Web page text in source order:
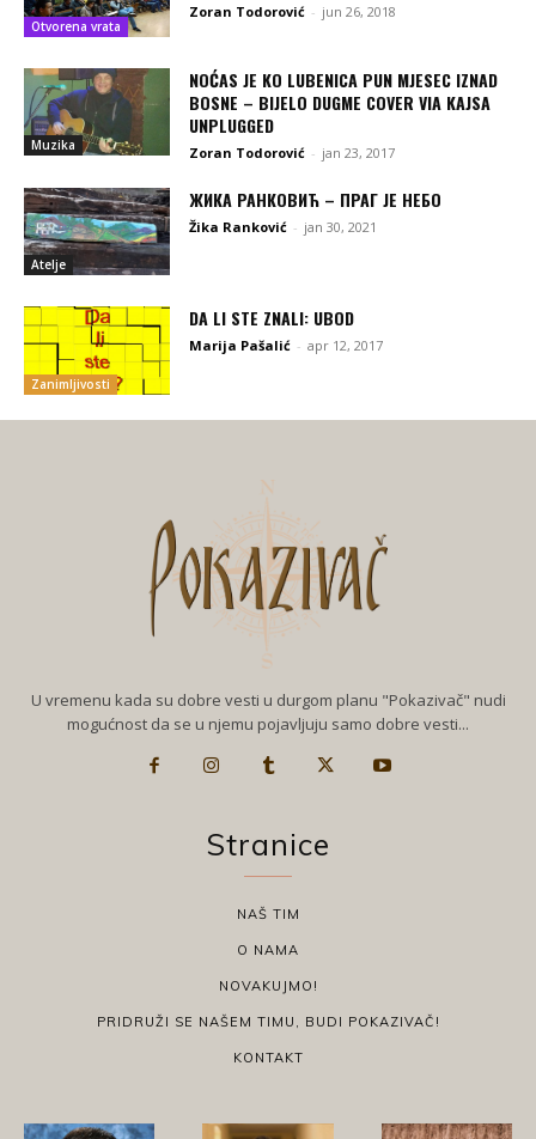
Otvorena vrata
Zoran Todorović - jun 26, 2018
Muzika
NOĆAS JE KO LUBENICA PUN MJESEC IZNAD
BOSNE – BIJELO DUGME COVER VIA KAJSA
UNPLUGGED
Zoran Todorović - jan 23, 2017
Atelje
ЖИКА РАНКОВИЋ – ПРАГ ЈЕ НЕБО
Žika Ranković - jan 30, 2021
Zanimljivosti
DA LI STE ZNALI: UBOD
Marija Pašalić - apr 12, 2017
U vremenu kada su dobre vesti u durgom planu "Pokazivač" nudi
mogućnost da se u njemu pojavljuju samo dobre vesti...
Stranice
NAŠ TIM
O NAMA
NOVAKUJMO!
PRIDRUŽI SE NAŠEM TIMU, BUDI POKAZIVAČ!
KONTAKT